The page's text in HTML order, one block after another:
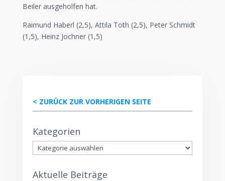
Beiler ausgeholfen hat.
Raimund Haberl (2,5), Attila Toth (2,5), Peter Schmidt
(1,5), Heinz Jochner (1,5)
< ZURÜCK ZUR VORHERIGEN SEITE
Kategorien
Kategorien
Aktuelle Beiträge